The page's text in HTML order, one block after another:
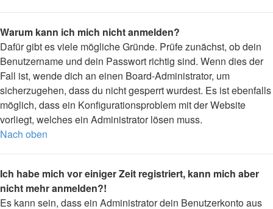
Warum kann ich mich nicht anmelden?
Dafür gibt es viele mögliche Gründe. Prüfe zunächst, ob dein
Benutzername und dein Passwort richtig sind. Wenn dies der
Fall ist, wende dich an einen Board-Administrator, um
sicherzugehen, dass du nicht gesperrt wurdest. Es ist ebenfalls
möglich, dass ein Konfigurationsproblem mit der Website
vorliegt, welches ein Administrator lösen muss.
Nach oben
Ich habe mich vor einiger Zeit registriert, kann mich aber
nicht mehr anmelden?!
Es kann sein, dass ein Administrator dein Benutzerkonto aus